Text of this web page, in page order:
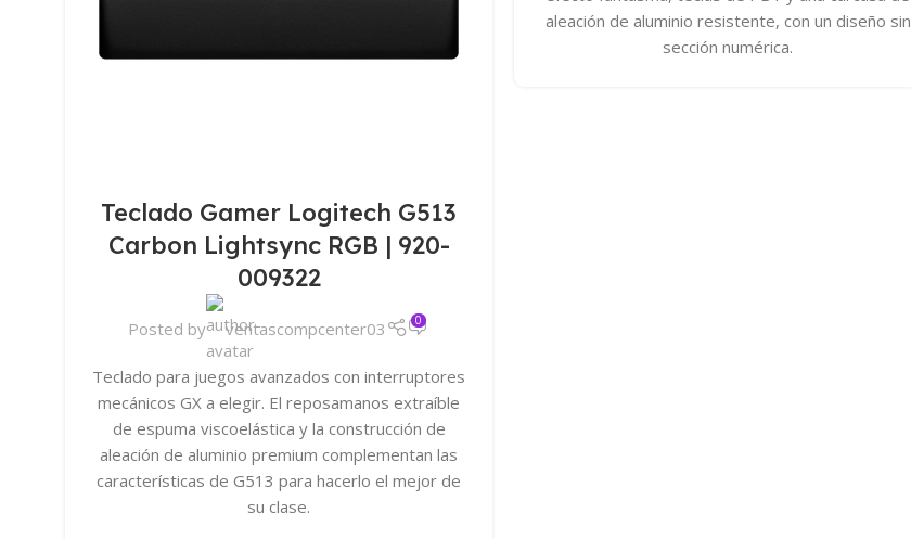
Teclado Gamer Logitech G513
Carbon Lightsync RGB | 920-
009322
Posted by ventascompcenter03 0
Teclado para juegos avanzados con interruptores
mecánicos GX a elegir. El reposamanos extraíble
de espuma viscoelástica y la construcción de
aleación de aluminio premium complementan las
características de G513 para hacerlo el mejor de
su clase.
aleación de aluminio resistente, con un diseño sin
sección numérica.